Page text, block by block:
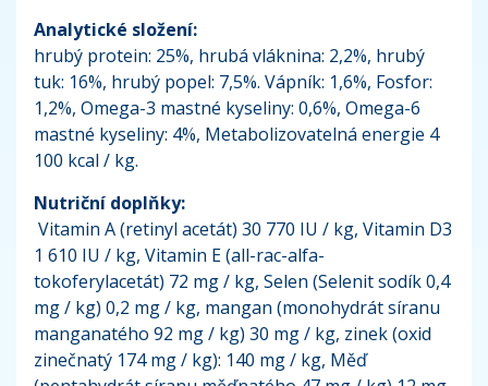
Analytické složení:
hrubý protein: 25%, hrubá vláknina: 2,2%, hrubý
tuk: 16%, hrubý popel: 7,5%. Vápník: 1,6%, Fosfor:
1,2%, Omega-3 mastné kyseliny: 0,6%, Omega-6
mastné kyseliny: 4%, Metabolizovatelná energie 4
100 kcal / kg.
Nutriční doplňky:
Vitamin A (retinyl acetát) 30 770 IU / kg, Vitamin D3
1 610 IU / kg, Vitamin E (all-rac-alfa-
tokoferylacetát) 72 mg / kg, Selen (Selenit sodík 0,4
mg / kg) 0,2 mg / kg, mangan (monohydrát síranu
manganatého 92 mg / kg) 30 mg / kg, zinek (oxid
zinečnatý 174 mg / kg): 140 mg / kg, Měď